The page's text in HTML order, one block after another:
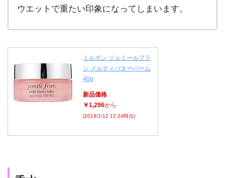
ウエットで重たい印象になってしまいます。
ミルボン ジェミールフラ
ン メルティバターバーム
40g
新品価格
￥1,296から
(2019/1/12 12:24時点)